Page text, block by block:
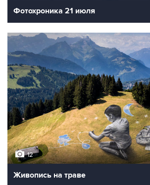
Фотохроника 21 июля
12
Живопись на траве